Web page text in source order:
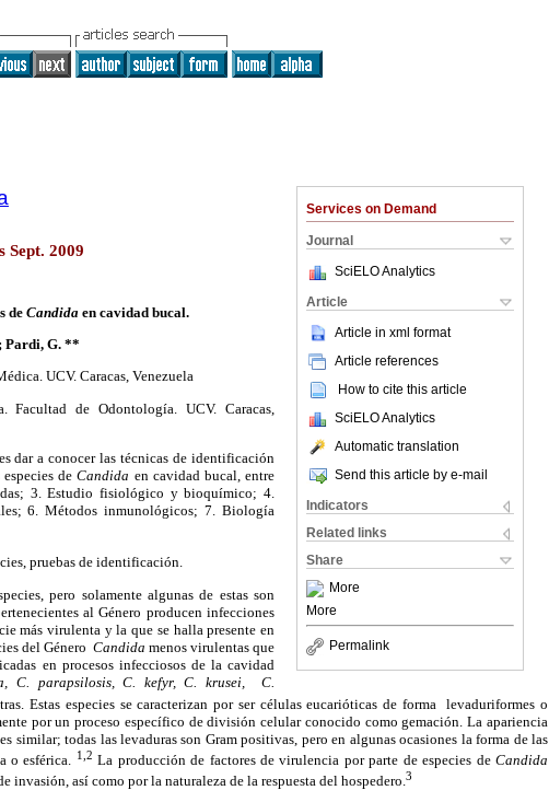
Services on Demand
Journal
SciELO Analytics
Article
Article in xml format
Article references
How to cite this article
SciELO Analytics
Automatic translation
Send this article by e-mail
Indicators
Related links
Share
More
More
Permalink
Sept. 2009
de Candida en cavidad bucal.
; Pardi, G. **
UCV. Caracas, Venezuela
Facultad de Odontología. UCV. Caracas,
dar a conocer las técnicas de identificación
especies deCandida en cavidad bucal, entre
3. Estudio fisiológico y bioquímico; 4.
6. Métodos inmunológicos; 7. Biología
pruebas de identificación.
pero solamente algunas de estas son
al Género producen infecciones
más virulenta y la que se halla presente en
del Género Candida menos virulentas que
en procesos infecciosos de la cavidad
C. parapsilosis, C. kefyr, C. krusei, C.
Estas especies se caracterizan por ser células eucarióticas de forma levaduriformes o
por un proceso específico de división celular conocido como gemación. La apariencia
es similar; todas las levaduras son Gram positivas, pero en algunas ocasiones la forma de las
o esférica.
1,2La producción de factores de virulencia por parte de especies deCandida
invasión, así como por la naturaleza de la respuesta del hospedero.3